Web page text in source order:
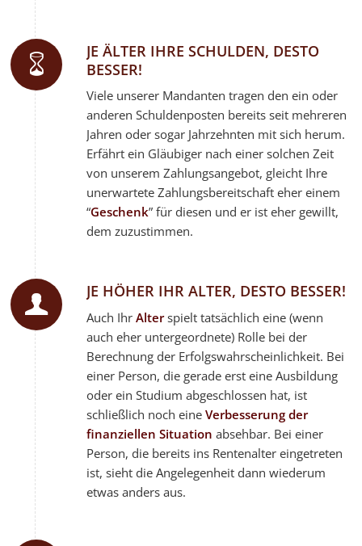
JE ÄLTER IHRE SCHULDEN, DESTO
BESSER!
Viele unserer Mandanten tragen den ein oder
anderen Schuldenposten bereits seit mehreren
Jahren oder sogar Jahrzehnten mit sich herum.
Erfährt ein Gläubiger nach einer solchen Zeit
von unserem Zahlungsangebot, gleicht Ihre
unerwartete Zahlungsbereitschaft eher einem
“Geschenk” für diesen und er ist eher gewillt,
dem zuzustimmen.
JE HÖHER IHR ALTER, DESTO BESSER!
Auch IhrAlterspielt tatsächlich eine (wenn
auch eher untergeordnete) Rolle bei der
Berechnung der Erfolgswahrscheinlichkeit. Bei
einer Person, die gerade erst eine Ausbildung
oder ein Studium abgeschlossen hat, ist
schließlich noch eineVerbesserung der
finanziellen Situation absehbar. Bei einer
Person, die bereits ins Rentenalter eingetreten
ist, sieht die Angelegenheit dann wiederum
etwas anders aus.